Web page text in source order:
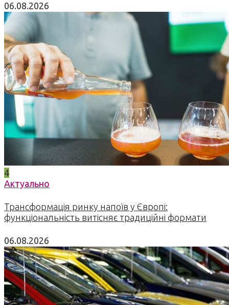
06.08.2026
4
Актуально
Трансформація ринку напоїв у Європі:
функціональність витісняє традиційні формати
06.08.2026